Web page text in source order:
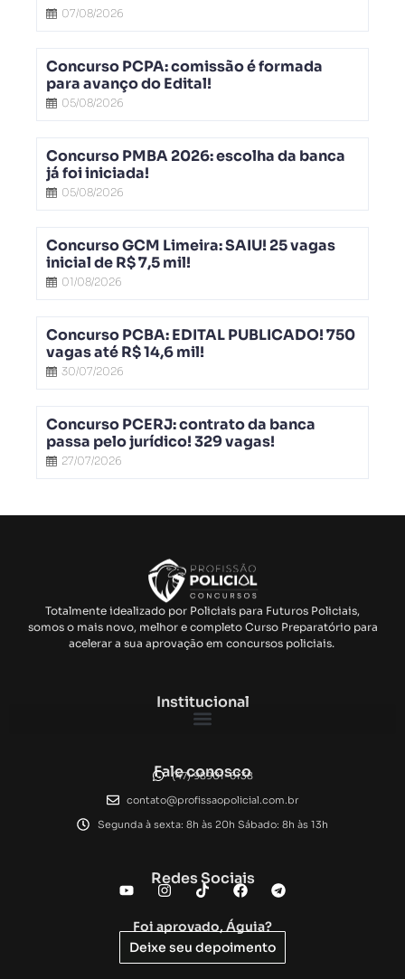
07/08/2026
Concurso PCPA: comissão é formada
para avanço do Edital!
05/08/2026
Concurso PMBA 2026: escolha da banca
já foi iniciada!
05/08/2026
Concurso GCM Limeira: SAIU! 25 vagas
inicial de R$ 7,5 mil!
01/08/2026
Concurso PCBA: EDITAL PUBLICADO! 750
vagas até R$ 14,6 mil!
30/07/2026
Concurso PCERJ: contrato da banca
passa pelo jurídico! 329 vagas!
27/07/2026
Totalmente idealizado por Policiais para Futuros Policiais,
somos o mais novo, melhor e completo Curso Preparatório para
acelerar a sua aprovação em concursos policiais.
Institucional
Fale conosco
(47) 98901-6138
contato@profissaopolicial.com.br
Segunda à sexta: 8h às 20h Sábado: 8h às 13h
Redes Sociais
Foi aprovado, Águia?
Deixe seu depoimento